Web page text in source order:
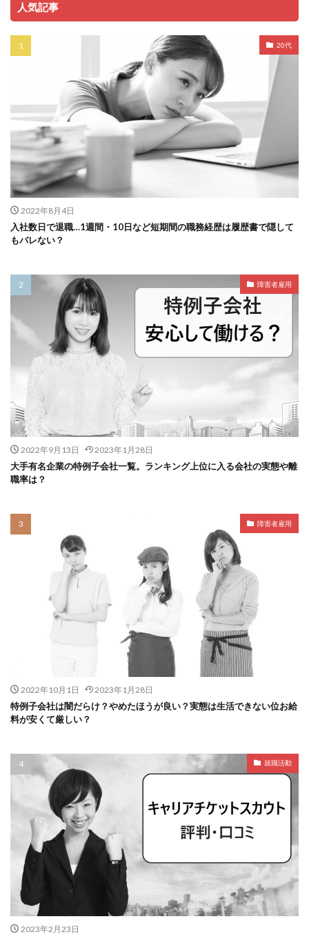
人気記事
20代
2022年8月4日
入社数日で退職…1週間・10日など短期間の職務経歴は履歴書で隠して
もバレない？
障害者雇用
2022年9月13日 2023年1月28日
大手有名企業の特例子会社一覧。ランキング上位に入る会社の実態や離
職率は？
障害者雇用
2022年10月1日 2023年1月28日
特例子会社は闇だらけ？やめたほうが良い？実態は生活できない位お給
料が安くて厳しい？
就職活動
2023年2月23日